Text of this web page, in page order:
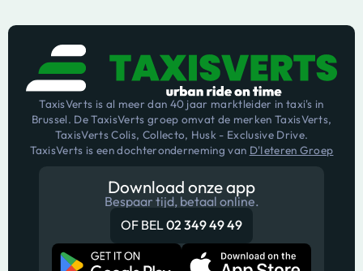
TaxisVerts is al meer dan 40 jaar marktleider in taxi's in
Brussel. De TaxisVerts groep omvat de merken TaxisVerts,
TaxisVerts Colis, Collecto, Husk - Exclusive Drive.
TaxisVerts is een dochteronderneming van D'Ieteren Groep
Download onze app
Bespaar tijd, betaal online.
OF BEL02 349 49 49